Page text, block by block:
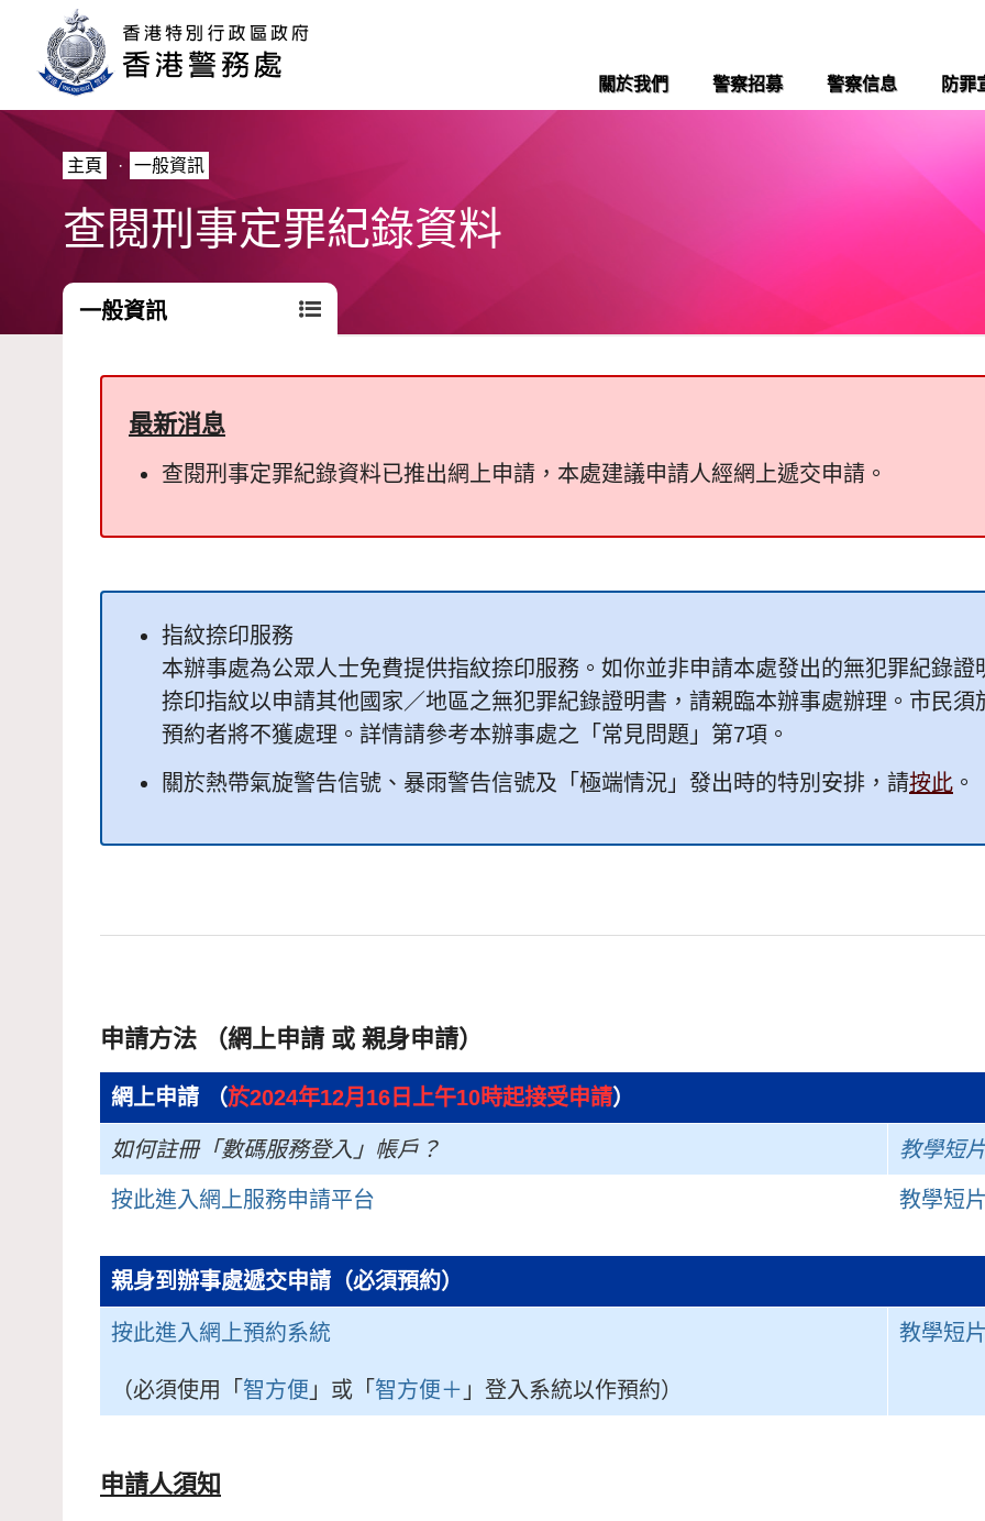
關於我們 警察招募 警察信息 防罪
主頁 · 一般資訊
查閱刑事定罪紀錄資料
一般資訊
最新消息
查閱刑事定罪紀錄資料已推出網上申請，本處建議申請人經網上遞交申請。
指紋捺印服務
本辦事處為公眾人士免費提供指紋捺印服務。如你並非申請本處發出的無犯罪紀錄
捺印指紋以申請其他國家／地區之無犯罪紀錄證明書，請親臨本辦事處辦理。市民
預約者將不獲處理。詳情請參考本辦事處之「常見問題」第7項。
關於熱帶氣旋警告信號、暴雨警告信號及「極端情況」發出時的特別安排，請按此 。
申請方法 （網上申請 或 親身申請）
網上申請 （於2024年12月16日上午10時起接受申請）
如何註冊「數碼服務登入」帳戶？ 教學短
按此進入網上服務申請平台 教學短片
親身到辦事處遞交申請（必須預約）
按此進入網上預約系統
（必須使用「 智方便 」或「 智方便＋ 」登入系統以作預約）
教學短片
申請人須知